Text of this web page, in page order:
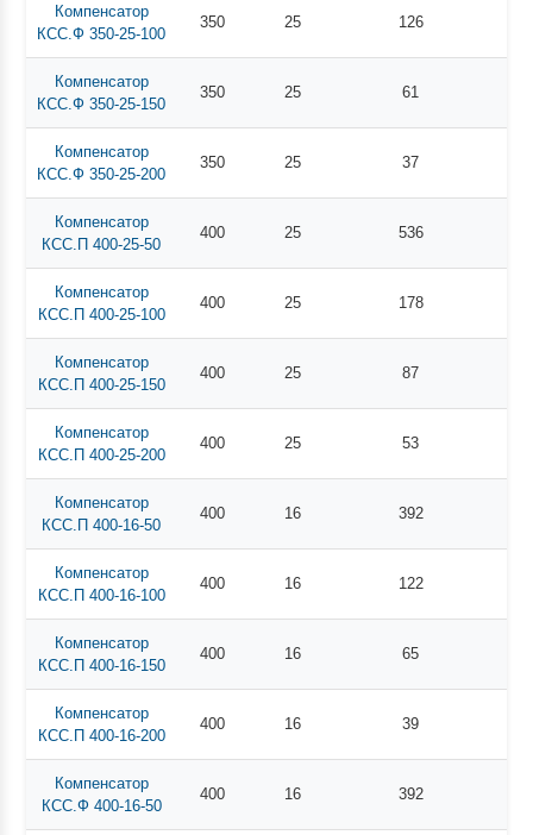
Компенсатор
КСС.Ф 350-25-100
350 25 126
Компенсатор
КСС.Ф 350-25-150
350 25 61
Компенсатор
КСС.Ф 350-25-200
350 25 37
Компенсатор
КСС.П 400-25-50
400 25 536
Компенсатор
КСС.П 400-25-100
400 25 178
Компенсатор
КСС.П 400-25-150
400 25 87
Компенсатор
КСС.П 400-25-200
400 25 53
Компенсатор
КСС.П 400-16-50
400 16 392
Компенсатор
КСС.П 400-16-100
400 16 122
Компенсатор
КСС.П 400-16-150
400 16 65
Компенсатор
КСС.П 400-16-200
400 16 39
Компенсатор
КСС.Ф 400-16-50
400 16 392